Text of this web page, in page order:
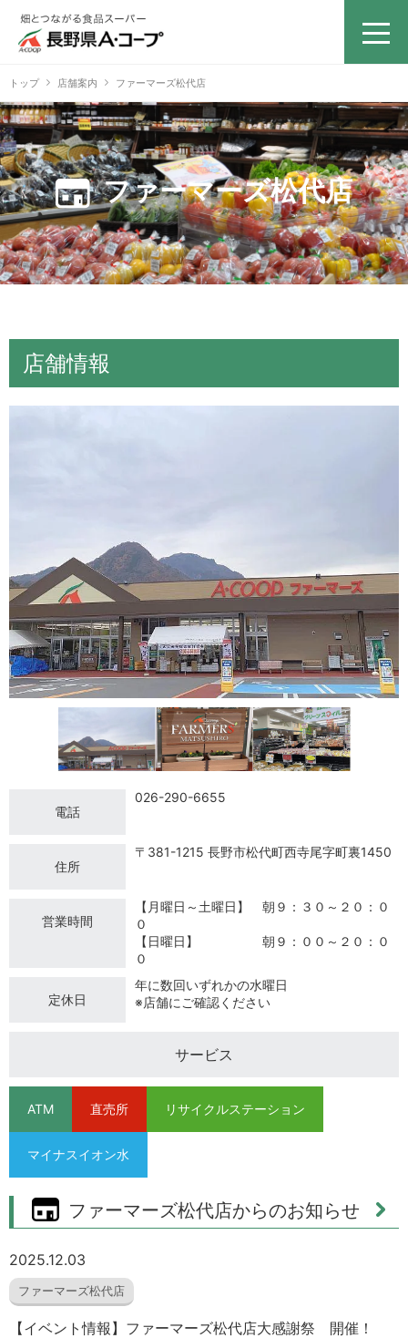
トップ 店舗案内 ファーマーズ松代店
ファーマーズ松代店
店舗情報
電話
026-290-6655
住所
〒381-1215 長野市松代町西寺尾字町裏1450
営業時間
【月曜日～土曜日】 朝９：３０～２０：０
０
【日曜日】 朝９：００～２０：０
０
定休日
年に数回いずれかの水曜日
※店舗にご確認ください
サービス
ATM 直売所 リサイクルステーション
マイナスイオン水
ファーマーズ松代店からのお知らせ
2025.12.03
ファーマーズ松代店
【イベント情報】ファーマーズ松代店大感謝祭 開催！